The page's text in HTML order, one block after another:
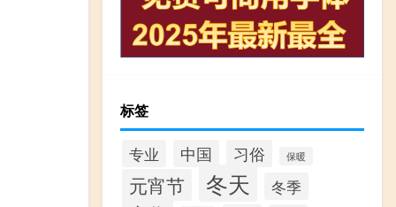
标签
专业 中国 习俗 保暖
元宵节 冬天 冬季